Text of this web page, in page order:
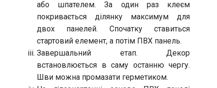
або шпателем. За один раз клеєм
покривається ділянку максимум для
двох панелей. Спочатку ставиться
стартовий елемент, а потім ПВХ панель.
Завершальний етап. Декор
встановлюється в саму останню чергу.
Шви можна промазати герметиком.